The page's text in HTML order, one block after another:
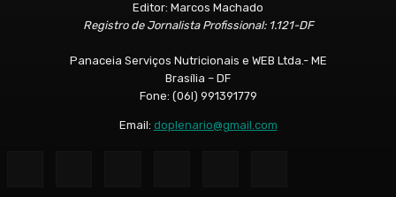
Editor: Marcos Machado
Registro de Jornalista Profissional: 1.121-DF
Panaceia Serviços Nutricionais e WEB Ltda.- ME
Brasília – DF
Fone: (06l) 991391779
Email: doplenario@gmail.com